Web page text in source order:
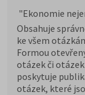
"Ekonomie
Obsahuje
ke všem
Formou
otázek či
poskytuje
otázek, které